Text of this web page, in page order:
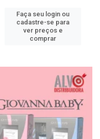
Faça seu login ou
cadastre-se para
ver preços e
comprar